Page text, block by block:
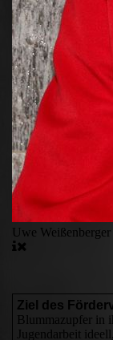
Uwe Weißenberger
Ziel des
Blummazupfer in
Jugendarbeit